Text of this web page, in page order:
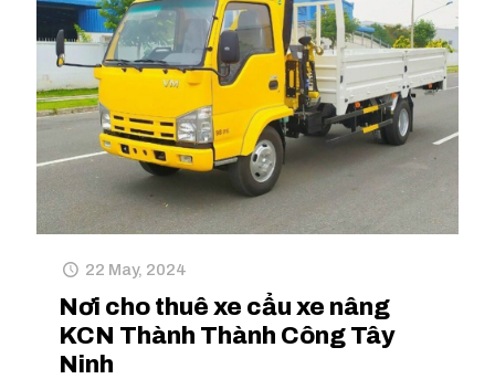
22 May, 2024
Nơi cho thuê xe cẩu xe nâng
KCN Thành Thành Công Tây
Ninh